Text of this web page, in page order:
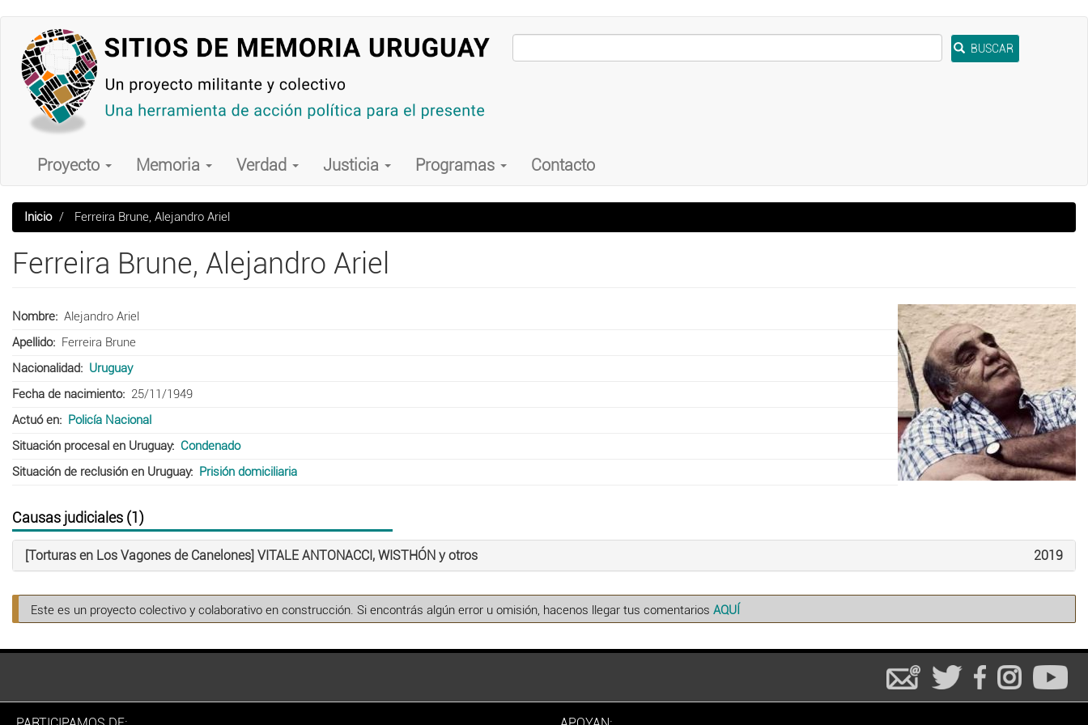
contenido
principal
BUSCAR
Main
navigation
Proyecto Memoria Verdad Justicia Programas Contacto
Inicio Ferreira Brune, Alejandro Ariel
Ferreira Brune, Alejandro Ariel
Nombre
Alejandro Ariel
Apellido
Ferreira Brune
Nacionalidad
Uruguay
Fecha de nacimiento
25/11/1949
Actuó en
Policía Nacional
Situación procesal en Uruguay
Condenado
Situación de reclusión en Uruguay
Prisión domiciliaria
Causas judiciales (1)
[Torturas en Los Vagones de Canelones] VITALE ANTONACCI, WISTHÓN y otros 2019
Este es un proyecto colectivo y colaborativo en construcción. Si encontrás algún error u omisión, hacenos llegar tus comentarios AQUÍ